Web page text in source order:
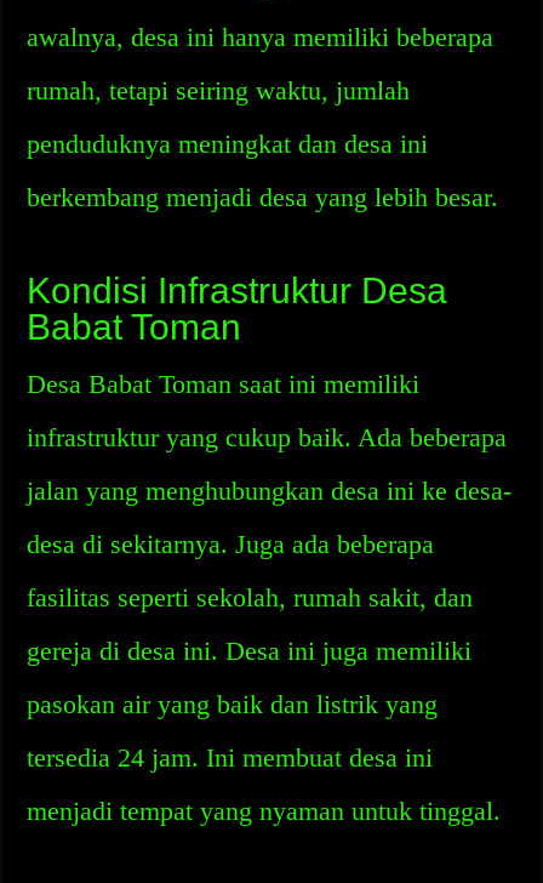
awalnya, desa ini hanya memiliki beberapa
rumah, tetapi seiring waktu, jumlah
penduduknya meningkat dan desa ini
berkembang menjadi desa yang lebih besar.
Kondisi Infrastruktur Desa
Babat Toman
Desa Babat Toman saat ini memiliki
infrastruktur yang cukup baik. Ada beberapa
jalan yang menghubungkan desa ini ke desa-
desa di sekitarnya. Juga ada beberapa
fasilitas seperti sekolah, rumah sakit, dan
gereja di desa ini. Desa ini juga memiliki
pasokan air yang baik dan listrik yang
tersedia 24 jam. Ini membuat desa ini
menjadi tempat yang nyaman untuk tinggal.